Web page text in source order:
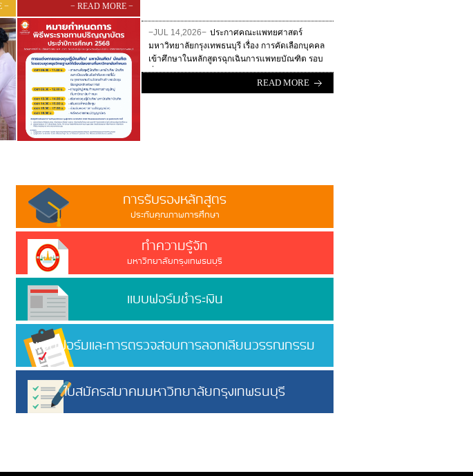
− − READ MORE −
−JUL 14,2026− ประกาศคณะแพทยศาสตร์
มหาวิทยาลัยกรุงเทพธนบุรี เรื่อง การคัดเลือกบุคคล
เข้าศึกษาในหลักสูตรฉุกเฉินการแพทยบัณฑิต รอบ
ที่ 4 ประจําปีการศึกษา 2569
READ MORE
การรับรองหลักสูตร
ประกันคุณภาพการศึกษา
ทำความรู้จัก
มหาวิทยาลัยกรุงเทพธนบุรี
แบบฟอร์มชำระเงิน
แบบฟอร์มและการตรวจสอบการลอกเลียนวรรณกรรม
ใบสมัครสมาคมมหาวิทยาลัยกรุงเทพธนบุรี